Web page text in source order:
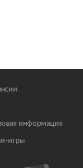
информация
игры